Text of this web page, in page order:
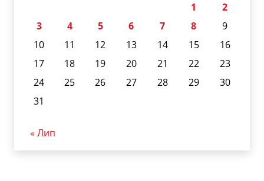
1
2
3
4 5 6 7 8
9
10
11 12 13 14 15
16
17
18 19 20 21 22
23
24
25 26 27 28 29
30
31
« Лип